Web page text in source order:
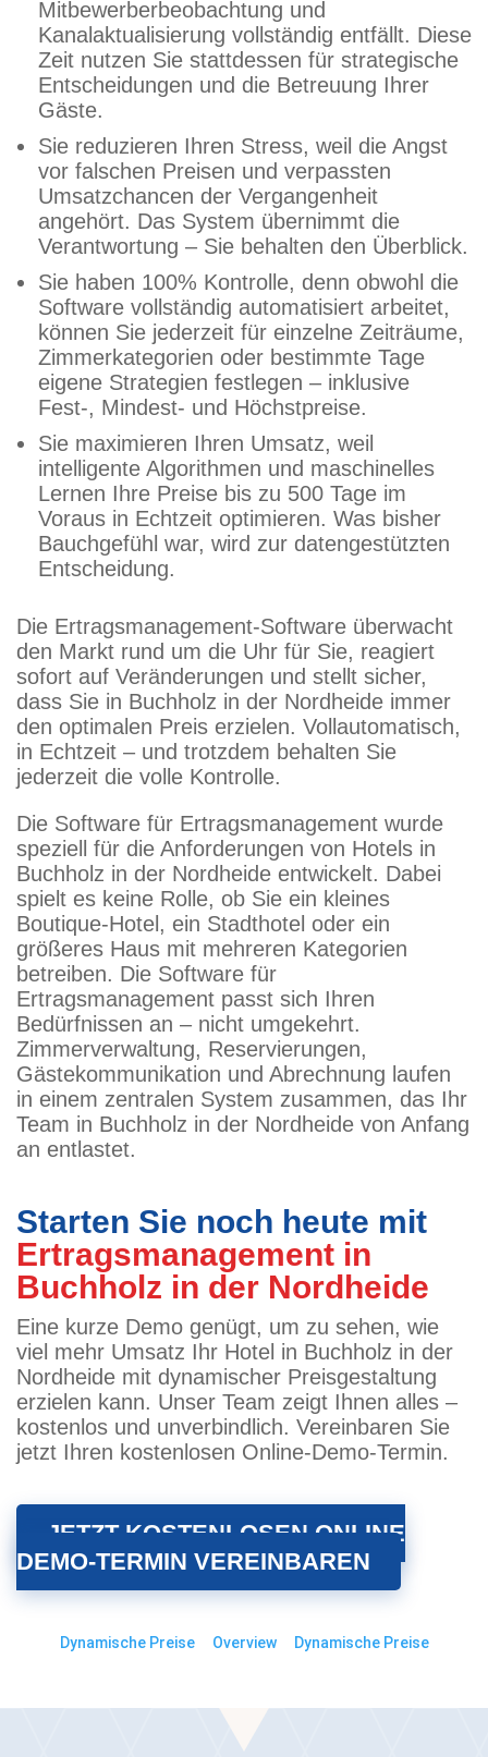
Mitbewerberbeobachtung und
Kanalaktualisierung vollständig entfällt. Diese
Zeit nutzen Sie stattdessen für strategische
Entscheidungen und die Betreuung Ihrer
Gäste.
Sie reduzieren Ihren Stress, weil die Angst
vor falschen Preisen und verpassten
Umsatzchancen der Vergangenheit
angehört. Das System übernimmt die
Verantwortung – Sie behalten den Überblick.
Sie haben 100% Kontrolle, denn obwohl die
Software vollständig automatisiert arbeitet,
können Sie jederzeit für einzelne Zeiträume,
Zimmerkategorien oder bestimmte Tage
eigene Strategien festlegen – inklusive
Fest-, Mindest- und Höchstpreise.
Sie maximieren Ihren Umsatz, weil
intelligente Algorithmen und maschinelles
Lernen Ihre Preise bis zu 500 Tage im
Voraus in Echtzeit optimieren. Was bisher
Bauchgefühl war, wird zur datengestützten
Entscheidung.
Die Ertragsmanagement-Software überwacht
den Markt rund um die Uhr für Sie, reagiert
sofort auf Veränderungen und stellt sicher,
dass Sie in Buchholz in der Nordheide immer
den optimalen Preis erzielen. Vollautomatisch,
in Echtzeit – und trotzdem behalten Sie
jederzeit die volle Kontrolle.
Die Software für Ertragsmanagement wurde
speziell für die Anforderungen von Hotels in
Buchholz in der Nordheide entwickelt. Dabei
spielt es keine Rolle, ob Sie ein kleines
Boutique-Hotel, ein Stadthotel oder ein
größeres Haus mit mehreren Kategorien
betreiben. Die Software für
Ertragsmanagement passt sich Ihren
Bedürfnissen an – nicht umgekehrt.
Zimmerverwaltung, Reservierungen,
Gästekommunikation und Abrechnung laufen
in einem zentralen System zusammen, das Ihr
Team in Buchholz in der Nordheide von Anfang
an entlastet.
Starten Sie noch heute mit
Ertragsmanagement in
Buchholz in der Nordheide
Eine kurze Demo genügt, um zu sehen, wie
viel mehr Umsatz Ihr Hotel in Buchholz in der
Nordheide mit dynamischer Preisgestaltung
erzielen kann. Unser Team zeigt Ihnen alles –
kostenlos und unverbindlich. Vereinbaren Sie
jetzt Ihren kostenlosen Online-Demo-Termin.
JETZT KOSTENLOSEN ONLINE
DEMO-TERMIN VEREINBAREN
Dynamische Preise Overview Dynamische Preise